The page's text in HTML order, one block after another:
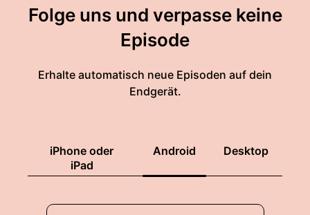
Folge uns und verpasse keine
Episode
Erhalte automatisch neue Episoden auf dein
Endgerät.
iPhone oder
iPad
Android Desktop